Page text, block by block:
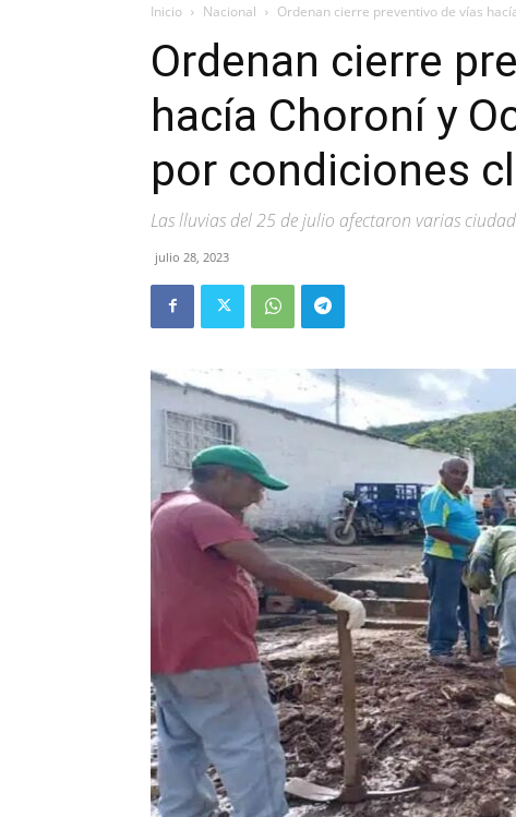
Inicio Nacional Ordenan cierre preventivo de vías
Ordenan cierre
hacía Choroní y
por condiciones
Las lluvias del 25 de julio afectaron varias
julio 28, 2023